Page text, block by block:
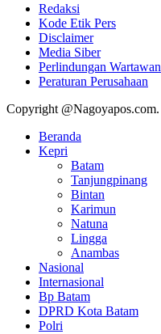
Redaksi
Kode Etik Pers
Disclaimer
Media Siber
Perlindungan Wartawan
Peraturan Perusahaan
Copyright @Nagoyapos.com.
Beranda
Kepri
Batam
Tanjungpinang
Bintan
Karimun
Natuna
Lingga
Anambas
Nasional
Internasional
Bp Batam
DPRD Kota Batam
Polri